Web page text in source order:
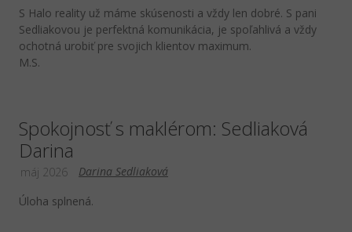
S Halo reality už máme skúsenosti a vždy len dobré. S pani
Sedliakovou je perfektná komunikácia, je spoľahlivá a vždy
ochotná urobiť pre svojich klientov maximum.
M.S.
Spokojnosť s maklérom: Sedliaková
Darina
Darina Sedliaková
máj 2026
Úloha splnená.